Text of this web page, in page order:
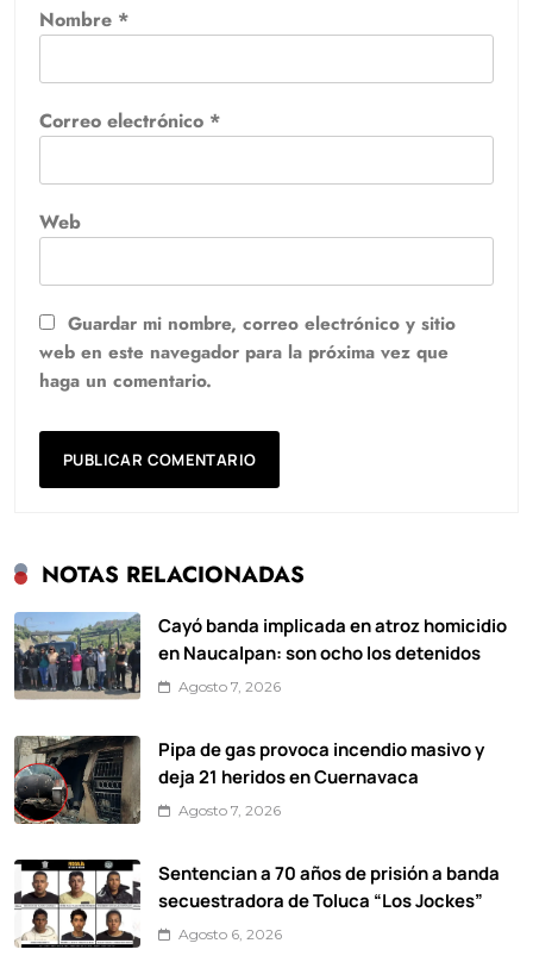
Nombre *
Correo electrónico *
Web
Guardar mi nombre, correo electrónico y sitio
web en este navegador para la próxima vez que
haga un comentario.
NOTAS RELACIONADAS
Cayó banda implicada en atroz homicidio
en Naucalpan: son ocho los detenidos
Agosto 7, 2026
Pipa de gas provoca incendio masivo y
deja 21 heridos en Cuernavaca
Agosto 7, 2026
Sentencian a 70 años de prisión a banda
secuestradora de Toluca “Los Jockes”
Agosto 6, 2026